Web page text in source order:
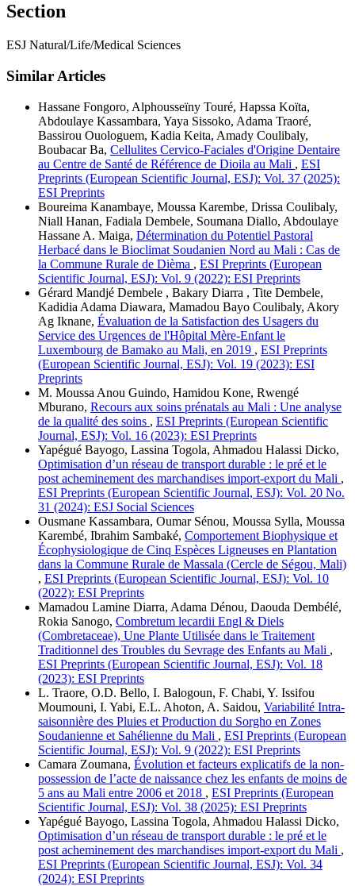
Section
ESJ Natural/Life/Medical Sciences
Similar Articles
Hassane Fongoro, Alphousseïny Touré, Hapssa Koïta,
Abdoulaye Kassambara, Yaya Sissoko, Adama Traoré,
Bassirou Ouologuem, Kadia Keita, Amady Coulibaly,
Boubacar Ba, Cellulites Cervico-Faciales d'Origine Dentaire
au Centre de Santé de Référence de Dioila au Mali , ESI
Preprints (European Scientific Journal, ESJ): Vol. 37 (2025):
ESI Preprints
Boureima Kanambaye, Moussa Karembe, Drissa Coulibaly,
Niall Hanan, Fadiala Dembele, Soumana Diallo, Abdoulaye
Hassane A. Maiga, Détermination du Potentiel Pastoral
Herbacé dans le Bioclimat Soudanien Nord au Mali : Cas de
la Commune Rurale de Dièma , ESI Preprints (European
Scientific Journal, ESJ): Vol. 9 (2022): ESI Preprints
Gérard Mandjé Dembele , Bakary Diarra , Tite Dembele,
Kadidia Adama Diawara, Mamadou Bayo Coulibaly, Akory
Ag Iknane, Évaluation de la Satisfaction des Usagers du
Service des Urgences de l'Hôpital Mère-Enfant le
Luxembourg de Bamako au Mali, en 2019 , ESI Preprints
(European Scientific Journal, ESJ): Vol. 19 (2023): ESI
Preprints
M. Moussa Anou Guindo, Hamidou Kone, Rwengé
Mburano, Recours aux soins prénatals au Mali : Une analyse
de la qualité des soins , ESI Preprints (European Scientific
Journal, ESJ): Vol. 16 (2023): ESI Preprints
Yapégué Bayogo, Lassina Togola, Ahmadou Halassi Dicko,
Optimisation d’un réseau de transport durable : le pré et le
post acheminement des marchandises import-export du Mali ,
ESI Preprints (European Scientific Journal, ESJ): Vol. 20 No.
31 (2024): ESJ Social Sciences
Ousmane Kassambara, Oumar Sénou, Moussa Sylla, Moussa
Karembé, Ibrahim Sambaké, Comportement Biophysique et
Écophysiologique de Cinq Espèces Ligneuses en Plantation
dans la Commune Rurale de Massala (Cercle de Ségou, Mali)
, ESI Preprints (European Scientific Journal, ESJ): Vol. 10
(2022): ESI Preprints
Mamadou Lamine Diarra, Adama Dénou, Daouda Dembélé,
Rokia Sanogo, Combretum lecardii Engl & Diels
(Combretaceae), Une Plante Utilisée dans le Traitement
Traditionnel des Troubles du Sevrage des Enfants au Mali ,
ESI Preprints (European Scientific Journal, ESJ): Vol. 18
(2023): ESI Preprints
L. Traore, O.D. Bello, I. Balogoun, F. Chabi, Y. Issifou
Moumouni, I. Yabi, E.L. Ahoton, A. Saidou, Variabilité Intra-
saisonnière des Pluies et Production du Sorgho en Zones
Soudanienne et Sahélienne du Mali , ESI Preprints (European
Scientific Journal, ESJ): Vol. 9 (2022): ESI Preprints
Camara Zoumana, Évolution et facteurs explicatifs de la non-
possession de l’acte de naissance chez les enfants de moins de
5 ans au Mali entre 2006 et 2018 , ESI Preprints (European
Scientific Journal, ESJ): Vol. 38 (2025): ESI Preprints
Yapégué Bayogo, Lassina Togola, Ahmadou Halassi Dicko,
Optimisation d’un réseau de transport durable : le pré et le
post acheminement des marchandises import-export du Mali ,
ESI Preprints (European Scientific Journal, ESJ): Vol. 34
(2024): ESI Preprints